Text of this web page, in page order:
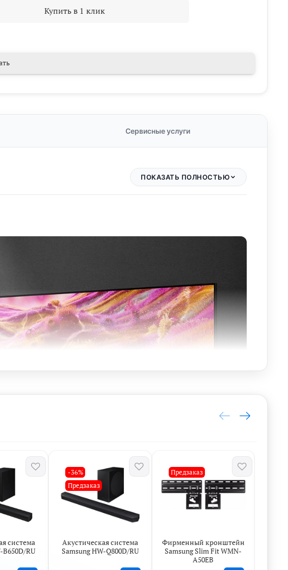
Купить в 1 клик
Сервисные услуги
ПОКАЗАТЬ ПОЛНОСТЬЮ
до 4K
система
B650D/RU
-36%
Предзаказ
Акустическая система
Samsung HW-Q800D/RU
Предзаказ
Фирменный кронштейн
Samsung Slim Fit WMN-
A50EB